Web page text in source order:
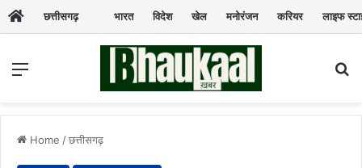
छत्तीसगढ़ भारत विदेश खेल मनोरंजन करियर लाइफ
Menu
Home /छत्तीसगढ़